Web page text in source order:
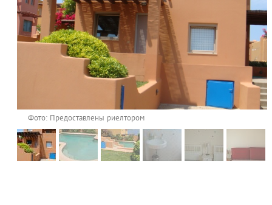
Фото: Предоставлены риелтором